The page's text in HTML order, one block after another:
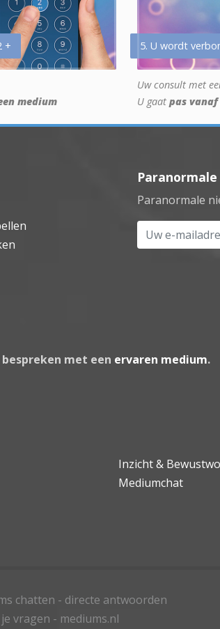
+
medium
5. U wordt
Uw consult met
U gaat pas
Paranormale
Uw e-mailadres
met een ervaren medium.
Inzicht &
Mediumchat
chatten - directe antwoorden
vragen - mediums.nl